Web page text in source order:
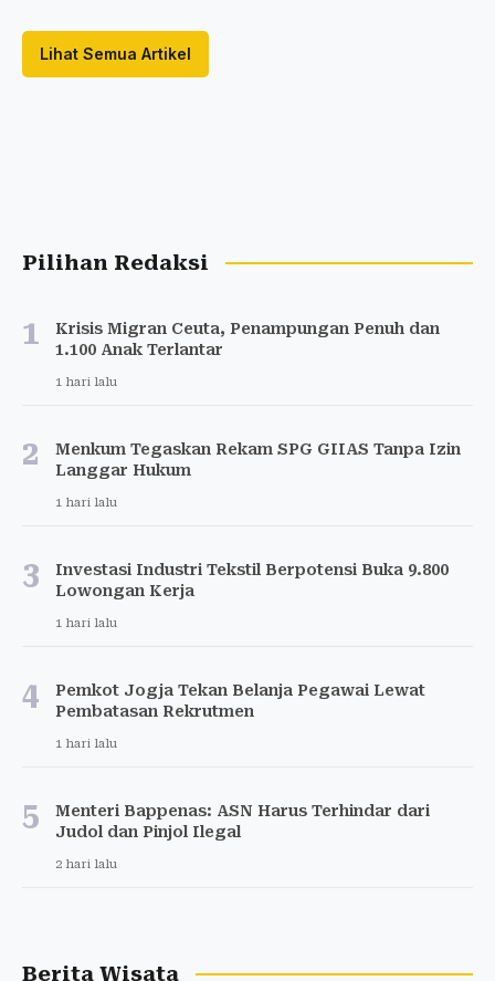
Lihat Semua Artikel
Pilihan Redaksi
1
Krisis Migran Ceuta, Penampungan Penuh dan
1.100 Anak Terlantar
1 hari lalu
2
Menkum Tegaskan Rekam SPG GIIAS Tanpa Izin
Langgar Hukum
1 hari lalu
3
Investasi Industri Tekstil Berpotensi Buka 9.800
Lowongan Kerja
1 hari lalu
4
Pemkot Jogja Tekan Belanja Pegawai Lewat
Pembatasan Rekrutmen
1 hari lalu
5
Menteri Bappenas: ASN Harus Terhindar dari
Judol dan Pinjol Ilegal
2 hari lalu
Berita Wisata